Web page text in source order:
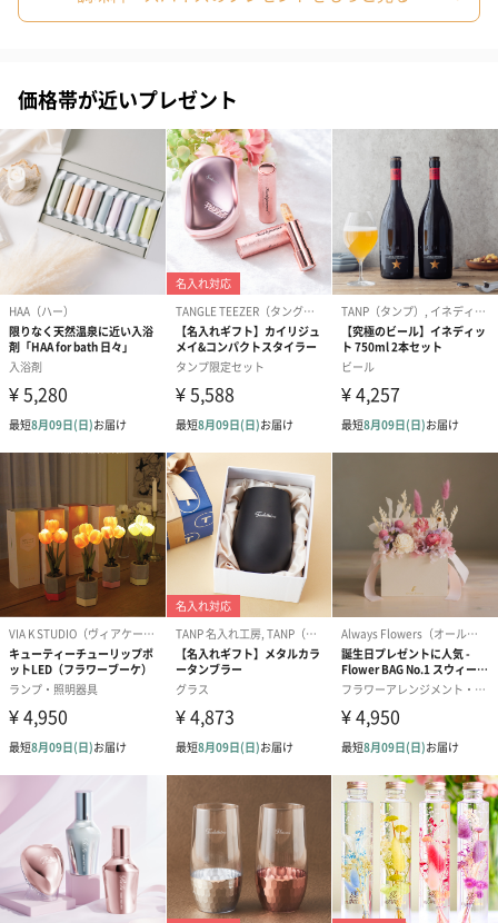
あり（280円）
メッセージカード（通常・写真・グリーティング）
誕生日や結婚祝い・出産祝いなど、様々なシーンのメッセージカ
ードを同梱します。
メッセージカードや封筒のデザインは一部変更する場合がありま
す。
写真付きメッセージカ
ード（680円）
写真付きメッセージカ
ード（Thank you）ピ
ンク（680円）
【誕生日】
Birthday ホワ
刷なし）（
包装紙
ラッピングを施してお届けいたします。
ゴールド（390円） ピンク（390円） グリーン（
価格帯が近いプレゼント